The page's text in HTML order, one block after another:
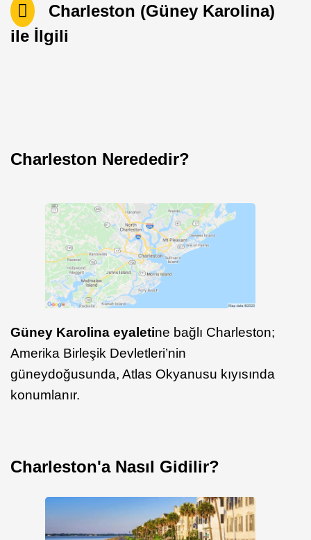
Charleston (Güney Karolina)
ile İlgili
Charleston Nerededir?
Güney Karolina eyaletine bağlı Charleston;
Amerika Birleşik Devletleri’nin
güneydoğusunda, Atlas Okyanusu kıyısında
konumlanır.
Charleston'a Nasıl Gidilir?